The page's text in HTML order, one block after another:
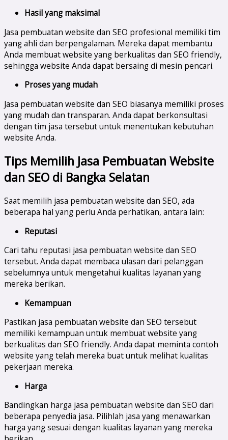
Hasil yang maksimal
Jasa pembuatan website dan SEO profesional memiliki tim
yang ahli dan berpengalaman. Mereka dapat membantu
Anda membuat website yang berkualitas dan SEO friendly,
sehingga website Anda dapat bersaing di mesin pencari.
Proses yang mudah
Jasa pembuatan website dan SEO biasanya memiliki proses
yang mudah dan transparan. Anda dapat berkonsultasi
dengan tim jasa tersebut untuk menentukan kebutuhan
website Anda.
Tips Memilih Jasa Pembuatan Website
dan SEO di Bangka Selatan
Saat memilih jasa pembuatan website dan SEO, ada
beberapa hal yang perlu Anda perhatikan, antara lain:
Reputasi
Cari tahu reputasi jasa pembuatan website dan SEO
tersebut. Anda dapat membaca ulasan dari pelanggan
sebelumnya untuk mengetahui kualitas layanan yang
mereka berikan.
Kemampuan
Pastikan jasa pembuatan website dan SEO tersebut
memiliki kemampuan untuk membuat website yang
berkualitas dan SEO friendly. Anda dapat meminta contoh
website yang telah mereka buat untuk melihat kualitas
pekerjaan mereka.
Harga
Bandingkan harga jasa pembuatan website dan SEO dari
beberapa penyedia jasa. Pilihlah jasa yang menawarkan
harga yang sesuai dengan kualitas layanan yang mereka